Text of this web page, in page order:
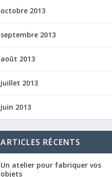
octobre 2013
septembre 2013
août 2013
juillet 2013
juin 2013
ARTICLES RÉCENTS
Un atelier pour fabriquer vos
objets